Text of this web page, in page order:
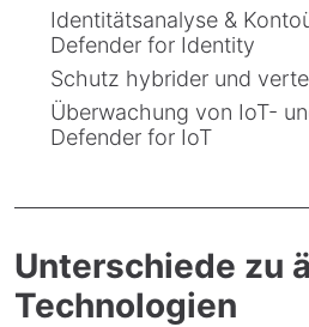
Identitätsanalyse &
Defender for Identity
Schutz hybrider und
Überwachung von IoT-
Defender for IoT
Unterschiede zu
Technologien